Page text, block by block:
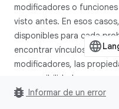
modificadores o
visto antes. En esos
disponibles para cada
encontrar vínculos a
modificadores, las
componibilidad que no
documentación y
bug_report Informar de un error